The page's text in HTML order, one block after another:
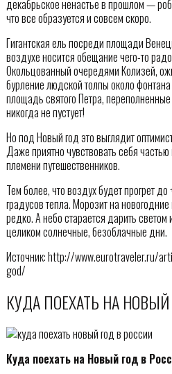
декабрьское ненастье в прошлом —
что все образуется и совсем скоро.
Гигантская ель посреди площади
воздухе носится обещание чего-то
Окольцованный очередями Колизей,
бурление людской толпы около
площадь святого Петра,
никогда не пустует!
Но под Новый год это выглядит
Даже приятно чувствовать себя
племени путешественников.
Тем более, что воздух будет прогрет
градусов тепла. Морозит на
редко. А небо старается дарить
целиком солнечные, безоблачные дни.
Источник: http://www.eurotraveler.ru/
god/
КУДА ПОЕХАТЬ НА
Куда поехать на Новый год в